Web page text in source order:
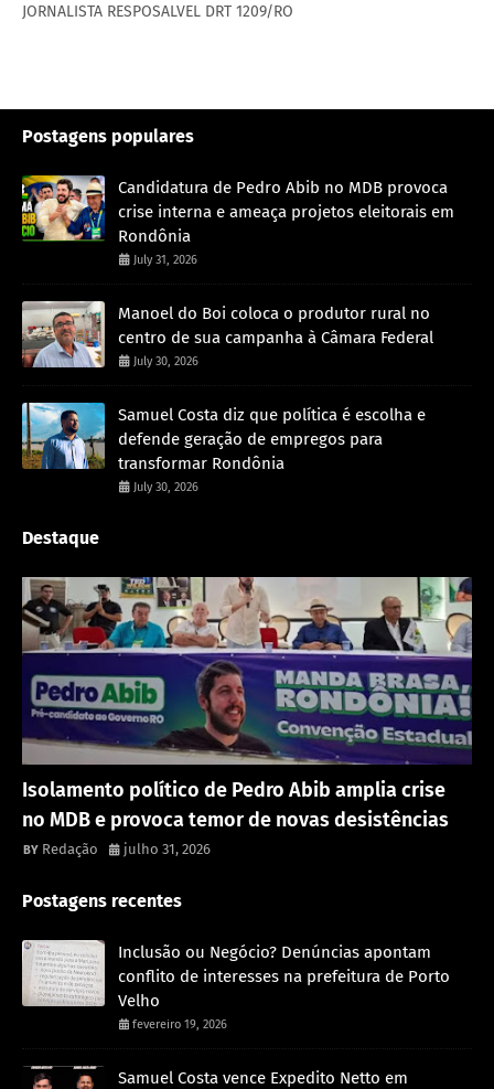
JORNALISTA RESPOSALVEL DRT 1209/RO
Postagens populares
Candidatura de Pedro Abib no MDB provoca
crise interna e ameaça projetos eleitorais em
Rondônia
July 31, 2026
Manoel do Boi coloca o produtor rural no
centro de sua campanha à Câmara Federal
July 30, 2026
Samuel Costa diz que política é escolha e
defende geração de empregos para
transformar Rondônia
July 30, 2026
Destaque
Isolamento político de Pedro Abib amplia crise
no MDB e provoca temor de novas desistências
Redação julho 31, 2026
Postagens recentes
Inclusão ou Negócio? Denúncias apontam
conflito de interesses na prefeitura de Porto
Velho
fevereiro 19, 2026
Samuel Costa vence Expedito Netto em